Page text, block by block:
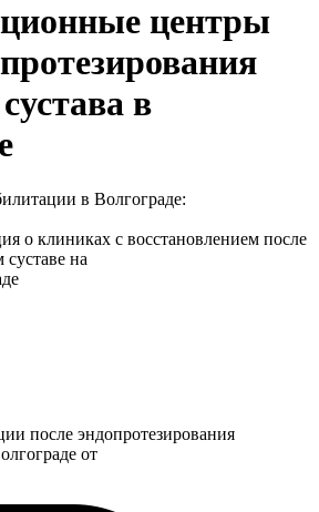
центры
в
в Волгограде:
о клиниках с восстановлением после
на
после эндопротезирования
от